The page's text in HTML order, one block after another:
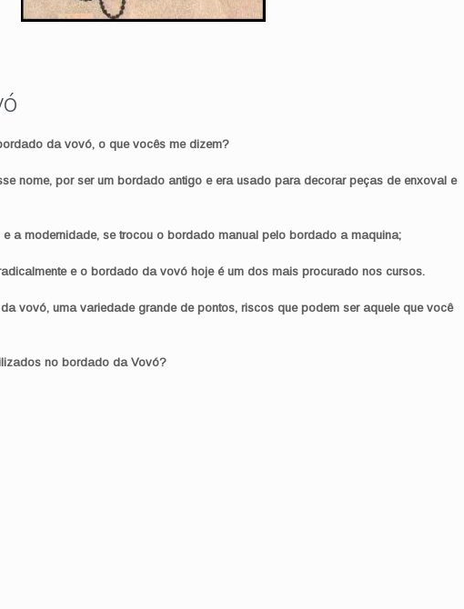
da vovó, o que vocês me dizem?
nome, por ser um bordado antigo e era usado para decorar peças de enxoval e
a modernidade, se trocou o bordado manual pelo bordado a maquina;
e o bordado da vovó hoje é um dos mais procurado nos cursos.
vovó, uma variedade grande de pontos, riscos que podem ser aquele que você
no bordado da Vovó?